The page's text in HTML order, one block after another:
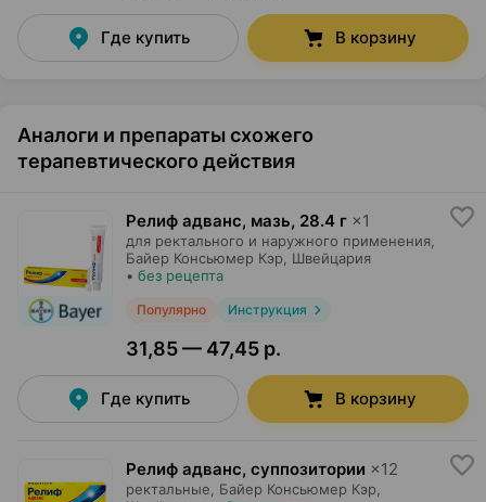
Где купить В корзину
Аналоги и препараты схожего
терапевтического действия
Релиф адванс, мазь, 28.4 г ×1
для ректального и наружного применения,
Байер Консьюмер Кэр , Швейцария
• без рецепта
Популярно Инструкция
31,85 — 47,45 р.
Где купить В корзину
Релиф адванс, суппозитории ×12
ректальные, Байер Консьюмер Кэр